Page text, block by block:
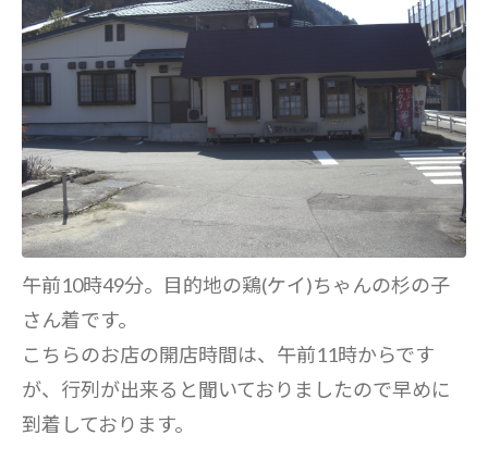
午前10時49分。目的地の鶏(ケイ)ちゃんの杉の子
さん着です。
こちらのお店の開店時間は、午前11時からです
が、行列が出来ると聞いておりましたので早めに
到着しております。